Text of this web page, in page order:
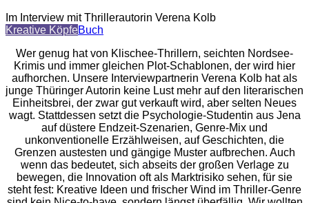
Im Interview mit Thrillerautorin Verena Kolb
Kreative KöpfeBuch
Wer genug hat von Klischee-Thrillern, seichten Nordsee-
Krimis und immer gleichen Plot-Schablonen, der wird hier
aufhorchen. Unsere Interviewpartnerin Verena Kolb hat als
junge Thüringer Autorin keine Lust mehr auf den literarischen
Einheitsbrei, der zwar gut verkauft wird, aber selten Neues
wagt. Stattdessen setzt die Psychologie-Studentin aus Jena
auf düstere Endzeit-Szenarien, Genre-Mix und
unkonventionelle Erzählweisen, auf Geschichten, die
Grenzen austesten und gängige Muster aufbrechen. Auch
wenn das bedeutet, sich abseits der großen Verlage zu
bewegen, die Innovation oft als Marktrisiko sehen, für sie
steht fest: Kreative Ideen und frischer Wind im Thriller-Genre